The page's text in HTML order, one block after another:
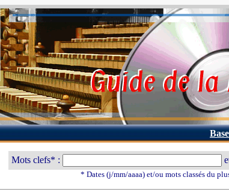
Mots clefs* :
* Dates (j/mm/aaaa) et/ou mots classés du